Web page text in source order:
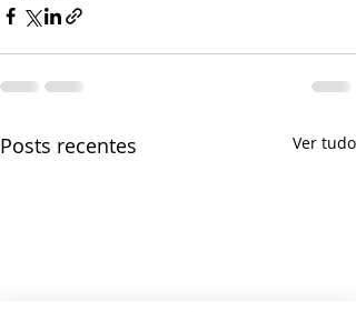
Posts recentes Ver tudo